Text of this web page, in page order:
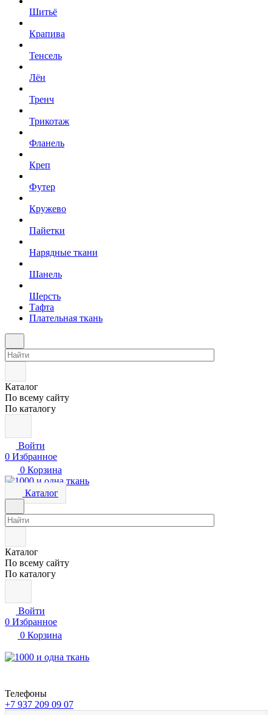
Шитьё
Крапива
Тенсель
Лён
Тренч
Трикотаж
Фланель
Креп
Футер
Кружево
Пайетки
Нарядные ткани
Шанель
Шерсть
Тафта
Плательная ткань
Каталог
По всему сайту
По каталогу
Войти
0 Избранное
0 Корзина
Каталог
Каталог
По всему сайту
По каталогу
Войти
0 Избранное
0 Корзина
Телефоны
+7 937 209 09 07